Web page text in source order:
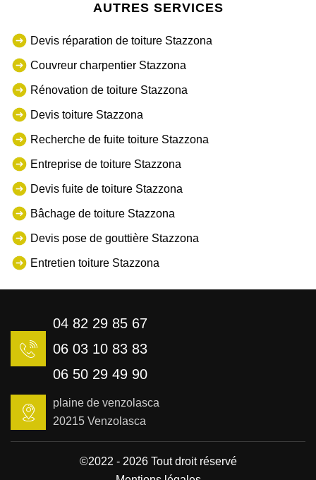
AUTRES SERVICES
Devis réparation de toiture Stazzona
Couvreur charpentier Stazzona
Rénovation de toiture Stazzona
Devis toiture Stazzona
Recherche de fuite toiture Stazzona
Entreprise de toiture Stazzona
Devis fuite de toiture Stazzona
Bâchage de toiture Stazzona
Devis pose de gouttière Stazzona
Entretien toiture Stazzona
04 82 29 85 67
06 03 10 83 83
06 50 29 49 90
plaine de venzolasca
20215 Venzolasca
©2022 - 2026 Tout droit réservé